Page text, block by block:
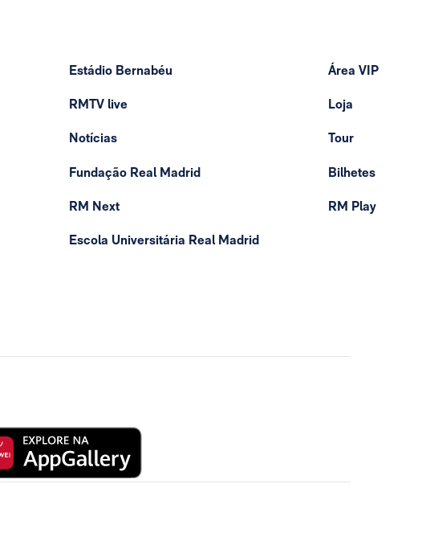
Estádio Bernabéu
RMTV live
Notícias
Fundação Real Madrid
RM Next
Escola Universitária Real Madrid
Área VIP
Loja
Tour
Bilhetes
RM Play